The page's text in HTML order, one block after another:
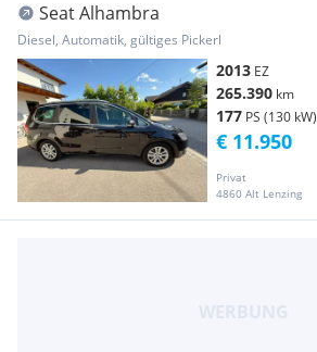
Seat Alhambra
Diesel, Automatik, gültiges Pickerl
2013 EZ
265.390 km
177 PS (130 kW)
Privat
4860 Alt Lenzing
€ 11.950